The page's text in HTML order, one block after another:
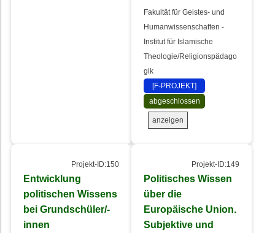
Fakultät für Geistes- und
Humanwissenschaften -
Institut für Islamische
Theologie/Religionspädago
gik
[F-PROJEKT]
abgeschlossen
anzeigen
Projekt-ID:150
Entwicklung
politischen Wissens
bei Grundschüler/-
innen
Projekt-ID:149
Politisches Wissen
über die
Europäische Union.
Subjektive und